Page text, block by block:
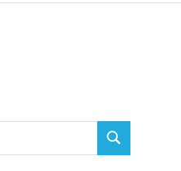
SEARCH